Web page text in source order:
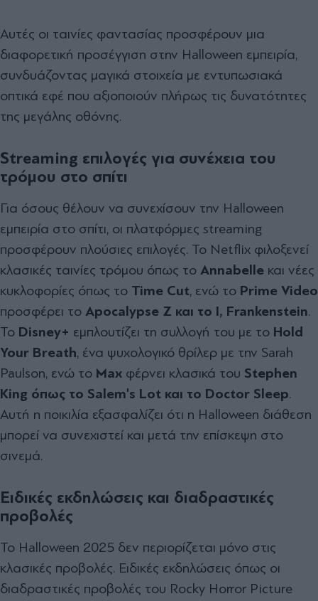
Αυτές οι ταινίες φαντασίας προσφέρουν μια
διαφορετική προσέγγιση στην Halloween εμπειρία,
συνδυάζοντας μαγικά στοιχεία με εντυπωσιακά
οπτικά εφέ που αξιοποιούν πλήρως τις δυνατότητες
της μεγάλης οθόνης.
Streaming επιλογές για συνέχεια του
τρόμου στο σπίτι
Για όσους θέλουν να συνεχίσουν την Halloween
εμπειρία στο σπίτι, οι πλατφόρμες streaming
προσφέρουν πλούσιες επιλογές. Το Netflix φιλοξενεί
κλασικές ταινίες τρόμου όπως το Annabelle και νέες
κυκλοφορίες όπως το Time Cut, ενώ το Prime Video
προσφέρει το Apocalypse Z και το I, Frankenstein.
Το Disney+ εμπλουτίζει τη συλλογή του με το Hold
Your Breath, ένα ψυχολογικό θρίλερ με την Sarah
Paulson, ενώ το Max φέρνει κλασικά του Stephen
King όπως το Salem's Lot και το Doctor Sleep.
Αυτή η ποικιλία εξασφαλίζει ότι η Halloween διάθεση
μπορεί να συνεχιστεί και μετά την επίσκεψη στο
σινεμά.
Ειδικές εκδηλώσεις και διαδραστικές
προβολές
Το Halloween 2025 δεν περιορίζεται μόνο στις
κλασικές προβολές. Ειδικές εκδηλώσεις όπως οι
διαδραστικές προβολές του Rocky Horror Picture